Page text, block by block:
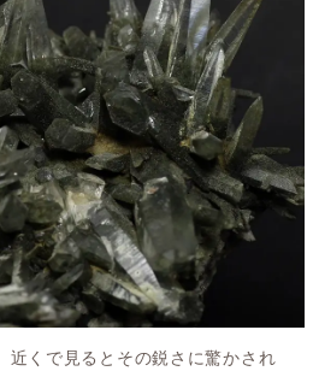
近くで見るとその鋭さに驚かされ